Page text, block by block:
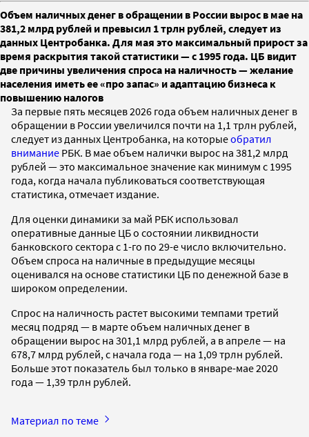
Объем наличных денег в обращении в России вырос в мае на
381,2 млрд рублей и превысил 1 трлн рублей, следует из
данных Центробанка. Для мая это максимальный прирост за
время раскрытия такой статистики — с 1995 года. ЦБ видит
две причины увеличения спроса на наличность — желание
населения иметь ее «про запас» и адаптацию бизнеса к
повышению налогов
За первые пять месяцев 2026 года объем наличных денег в
обращении в России увеличился почти на 1,1 трлн рублей,
следует из данных Центробанка, на которыеобратил
внимание РБК. В мае объем налички вырос на 381,2 млрд
рублей — это максимальное значение как минимум с 1995
года, когда начала публиковаться соответствующая
статистика, отмечает издание.
Для оценки динамики за май РБК использовал
оперативные данные ЦБ о состоянии ликвидности
банковского сектора с 1-го по 29-е число включительно.
Объем спроса на наличные в предыдущие месяцы
оценивался на основе статистики ЦБ по денежной базе в
широком определении.
Спрос на наличность растет высокими темпами третий
месяц подряд — в марте объем наличных денег в
обращении вырос на 301,1 млрд рублей, а в апреле — на
678,7 млрд рублей, с начала года — на 1,09 трлн рублей.
Больше этот показатель был только в январе-мае 2020
года — 1,39 трлн рублей.
Материал по теме